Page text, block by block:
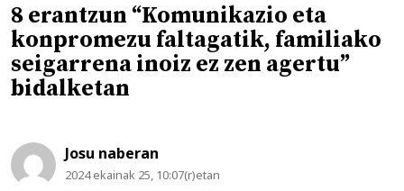
8 erantzun “Komunikazio eta
konpromezu faltagatik, familiako
seigarrena inoiz ez zen agertu”
bidalketan
Josu naberan
2024 ekainak 25, 10:07(r)etan